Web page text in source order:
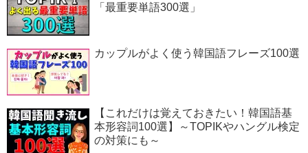
「最重要単語300選」
カップルがよく使う韓国語フレーズ100選
【これだけは覚えておきたい！韓国語基
本形容詞100選】～TOPIKやハングル検定
の対策にも～